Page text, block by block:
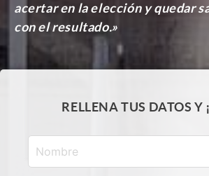
acertar en la elección y quedar
con el resultado.»
RELLENA TUS DATOS Y